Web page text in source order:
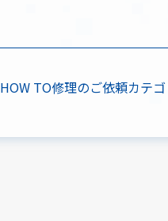
HOW TO修理のご依頼カテ